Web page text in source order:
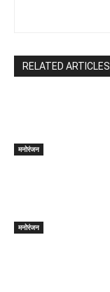
RELATED ARTICLES
मनोरंजन
मनोरंजन